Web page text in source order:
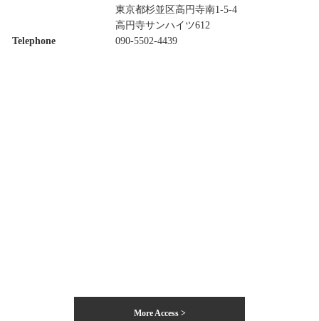
東京都杉並区高円寺南1-5-4
高円寺サンハイツ612
Telephone
090-5502-4439
More Access >